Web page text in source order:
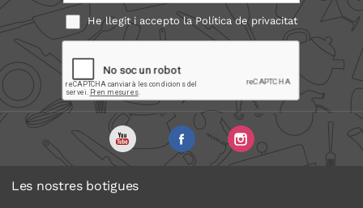
He llegit i accepto laPolítica de privacitat
Les nostres botigues